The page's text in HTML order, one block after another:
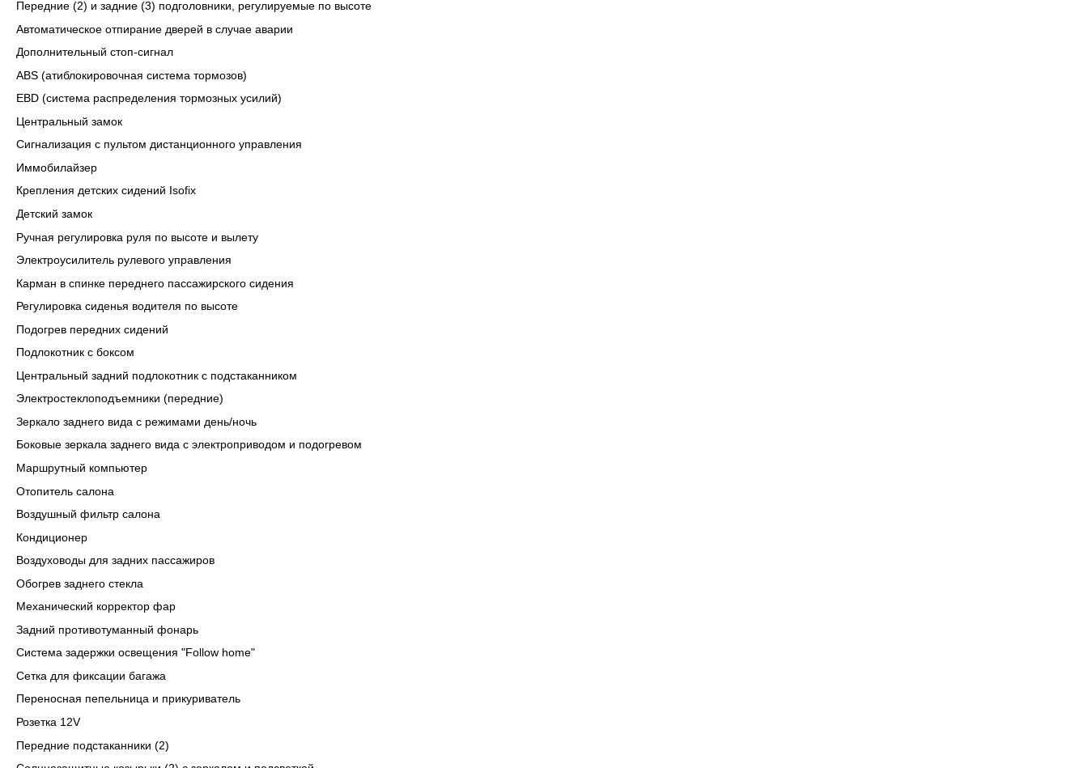
Передние (2) и задние (3) подголовники, регулируемые по высоте
Автоматическое отпирание дверей в случае аварии
Дополнительный стоп-сигнал
ABS (атиблокировочная система тормозов)
EBD (система распределения тормозных усилий)
Центральный замок
Сигнализация с пультом дистанционного управления
Иммобилайзер
Крепления детских сидений Isofix
Детский замок
Ручная регулировка руля по высоте и вылету
Электроусилитель рулевого управления
Карман в спинке переднего пассажирского сидения
Регулировка сиденья водителя по высоте
Подогрев передних сидений
Подлокотник с боксом
Центральный задний подлокотник с подстаканником
Электростеклоподъемники (передние)
Зеркало заднего вида с режимами день/ночь
Боковые зеркала заднего вида с электроприводом и подогревом
Маршрутный компьютер
Отопитель салона
Воздушный фильтр салона
Кондиционер
Воздуховоды для задних пассажиров
Обогрев заднего стекла
Механический корректор фар
Задний противотуманный фонарь
Система задержки освещения "Follow home"
Сетка для фиксации багажа
Переносная пепельница и прикуриватель
Розетка 12V
Передние подстаканники (2)